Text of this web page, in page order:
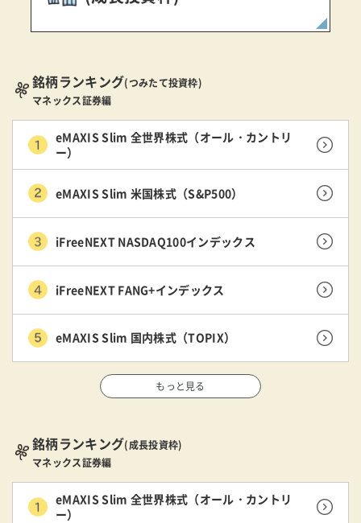
銘柄ランキング(つみたて投資枠)
マネックス証券編
eMAXIS Slim 全世界株式（オール・カントリ
ー）
eMAXIS Slim 米国株式（S&P500）
iFreeNEXT NASDAQ100インデックス
iFreeNEXT FANG+インデックス
eMAXIS Slim 国内株式（TOPIX）
もっと見る
銘柄ランキング(成長投資枠)
マネックス証券編
eMAXIS Slim 全世界株式（オール・カントリ
ー）